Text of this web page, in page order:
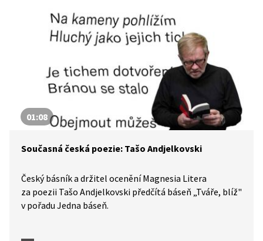
01:08
Současná česká poezie: Tašo Andjelkovski
Český básník a držitel ocenění Magnesia Litera
za poezii Tašo Andjelkovski předčítá báseň „Tváře, blíž"
v pořadu Jedna báseň.